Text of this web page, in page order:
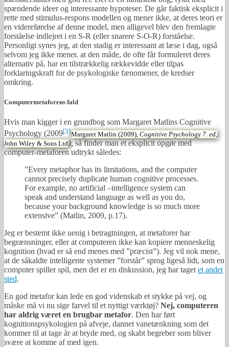
spændende ideer og interessante hypoteser. De går faktisk eksplicit i
rette med stimulus-respons modellen og mener ikke, at deres teori er
en videreførelse af denne model, men alligevel blev den fremlagte
forståelse indlejret i en S-R (eller snarere S-O-R) forståelse.
Personligt synes jeg, at den stadig er interessant at læse i dag, også
selvom jeg ikke mener. at den måde, de ofte får formuleret deres
alternativ på, har en tilstrækkelig rækkevidde eller tilpas
forklaringskraft for de psykologiske fænomener, de kredser
omkring.
Computermetaforens fald
Hvis man kigger i en grundbog som Margaret Matlins Cognitive
Psychology (2009[3]Margaret Matlin (2009), Cognitive Psychology 7. ed
John Wiley & Sons Ltd),så finder man et eksplicit opgør med
computer-metaforen udtrykt således:
”Every metaphor has its limitations, and the computer
cannot precisely duplicate human cognitive processes.
For example, no artificial –intelligence system can
speak and understand language as well as you do,
because your background knowledge is so much more
extensive” (Matlin, 2009, p.17).
Jeg er bestemt ikke uenig i betragtningen, at metaforer har
begrænsninger, eller at computeren ikke kan kopiere menneskelig
kognition (hvad er så end menes med ”præcist”). Jeg vil nok mene,
at de såkaldte intelligente systemer ”forstår” sprog ligeså lidt, som en
computer spiller spil, men det er en diskussion, jeg har taget et andet
sted.
En god metafor kan lede en god videnskab et stykke på vej, og
måske må vi nu sige farvel til et nyttigt værktøj? Nej, computeren
har aldrig været en brugbar metafor. Den har ført
kognitionspsykologien på afveje, dannet vanetænkning som det
kommer til at tage år at bryde med, og skabt begreber som bliver
svære at komme af med igen.